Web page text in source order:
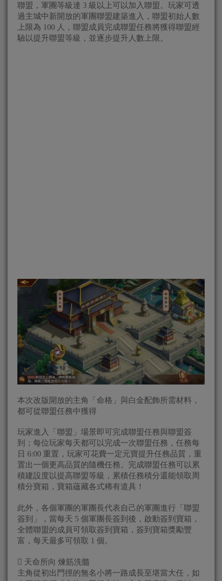
聯盟，軍團等級達 3 級以上可以加入聯盟。玩家可透
過主城中新開放的軍團聯盟建築進入，聯盟初始人數
上限為 100 人，聯盟成員完成聯盟任務將獲得聯盟經
驗以提升聯盟等級，並逐步提升人數上限。
本次改版開放的主角「命格」與白金配飾所需材料，
都可從聯盟任務中獲得
玩家進入「聯盟」場景即可完成聯盟任務與聯盟簽
到；每位玩家每天都可以完成一次聯盟任務，任務每
日 6:00 重置，玩家可花費一定元寶提升任務品質，重
置出一個更高品質的隨機任務。完成聯盟任務可以累
積建設度以提高聯盟等級，累積任務積分還能領取周
積分寶箱，寶箱蘊藏各式稀有道具！
此外，各個軍團的軍團長代表自己的軍團進行「聯盟
簽到」，當每天 5 個軍團長簽到後，啟動簽到寶箱，
全體聯盟的成員可領取簽到寶箱，簽到寶箱獎勵豐
富，每天最多可領取 1 個。
 天命所向 煉筋洗髓
主角從初出門徑的無名小將一路成長至堪當大任，如